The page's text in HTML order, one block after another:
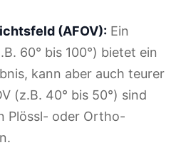
(AFOV): Ein
60° bis 100°) bietet ein
kann aber auch teurer
(z.B. 40° bis 50°) sind
Plössl- oder Ortho-